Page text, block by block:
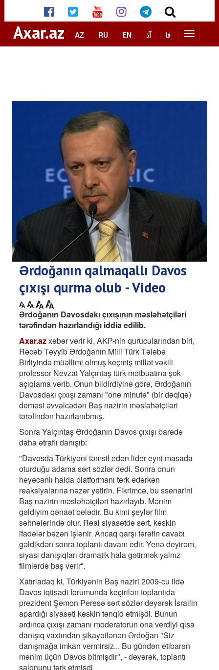
Axar.az AZ RU EN آذ فا
Ərdoğanın qalmaqallı Davos
çıxışı qurma olub - Video
Ərdoğanın Davosdakı çıxışının məsləhətçiləri
tərəfindən hazırlandığı iddia edilib.
Axar.azxəbər verir ki, AKP-nin qurucularından biri,
Rəcəb Təyyib Ərdoğanın Milli Türk Tələbə
Birliyində müəllimi olmuş keçmiş millət vəkili
professor Nevzat Yalçıntaş türk mətbuatına şok
açıqlama verib. Onun bildirdiyinə görə, Ərdoğanın
Davosdakı çıxışı zamanı "one minute" (bir dəqiqə)
deməsi əvvəlcədən Baş nazirin məsləhətçiləri
tərəfindən hazırlanıbmış.
Sonra Yalçıntaş Ərdoğanın Davos çıxışı barədə
daha ətraflı danışıb:
"Davosda Türkiyəni təmsil edən lider eyni masada
oturduğu adama sərt sözlər dedi. Sonra onun
həyəcanlı halda platformanı tərk edərkən
reaksiyalarına nəzər yetirin. Fikrimcə, bu ssenarini
Baş nazirin məsləhətçiləri hazırlayıb. Mənim
gəldiyim qənaət belədir. Bu kimi şeylər film
səhnələrində olur. Real siyasətdə sərt, kəskin
ifadələr bəzən işlənir. Ancaq qarşı tərəfin cavabı
gəldikdən sonra toplantı davam edir. Yenə deyirəm,
siyasi danışıqları dramatik hala gətirmək yalnız
filmlərdə baş verir".
Xatırladaq ki, Türkiyənin Baş naziri 2009-cu ildə
Davos iqtisadi forumunda keçirilən toplantıda
prezident Şemon Peresə sərt sözlər deyərək İsrailin
apardığı siyasəti kəskin tənqid etmişdi. Bunun
ardınca çıxışı zamanı moderatorun ona verdiyi qısa
danışıq vaxtından şikayətlənən Ərdoğan "Siz
danışmağa imkan vermirsiz... Bu gündən etibarən
mənim üçün Davos bitmişdir", - deyərək, toplantı
salonunu tərk etmişdi.